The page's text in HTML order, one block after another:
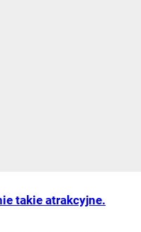
takie atrakcyjne.